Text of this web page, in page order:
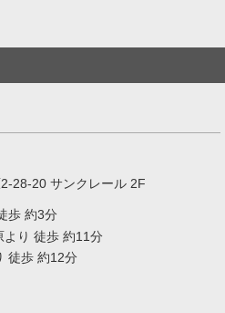
28-20 サンクレール 2F
歩 約3分
より 徒歩 約11分
徒歩 約12分